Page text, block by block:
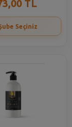
TL
Seçiniz